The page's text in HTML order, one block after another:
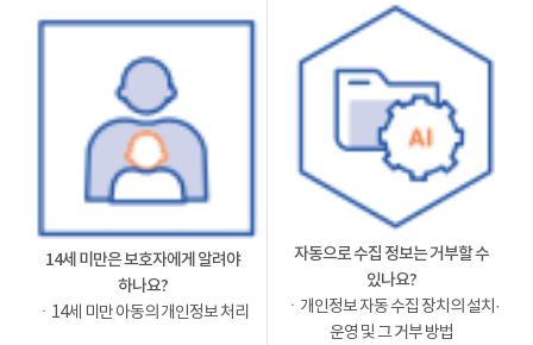
14세 미만은 보호자에게 알려야
하나요?
ㆍ14세 미만 아동의 개인정보 처리
자동으로 수집 정보는 거부할 수
있나요?
ㆍ개인정보 자동 수집 장치의 설치·
운영 및 그 거부 방법